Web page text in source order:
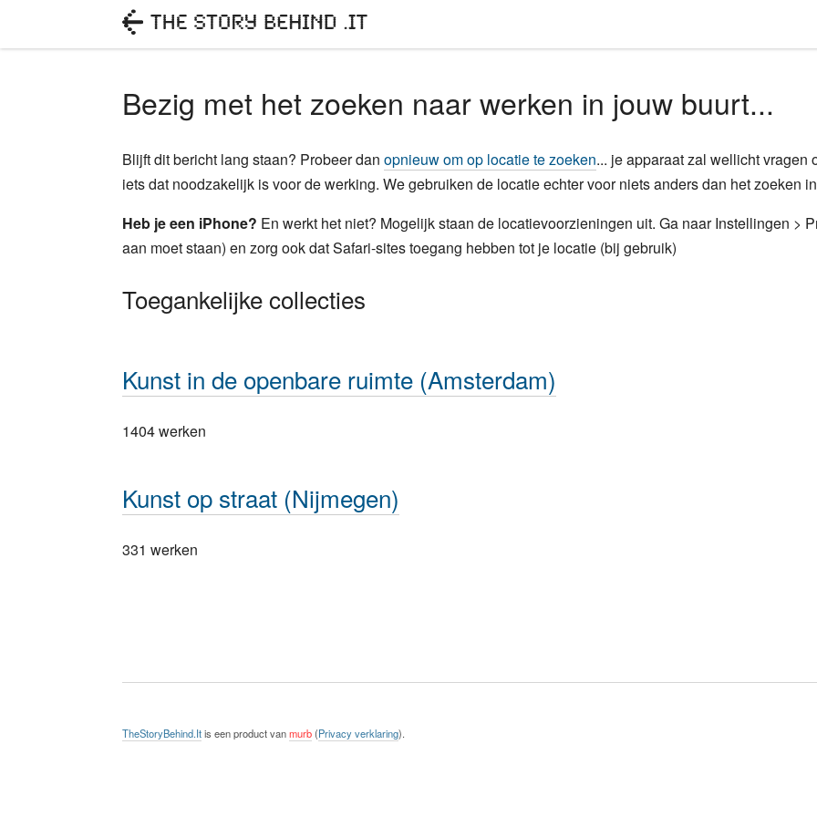
Bezig met het zoeken naar werken in jouw buurt...
Blijft dit bericht lang staan? Probeer danopnieuw om op locatie te zoeken... je apparaat zal wellicht
iets dat noodzakelijk is voor de werking. We gebruiken de locatie echter voor niets anders dan het zoeken
Heb je een iPhone? En werkt het niet? Mogelijk staan de locatievoorzieningen uit. Ga naar Instellingen >
aan moet staan) en zorg ook dat Safari-sites toegang hebben tot je locatie (bij gebruik)
Toegankelijke collecties
Kunst in de openbare ruimte (Amsterdam)
1404 werken
Kunst op straat (Nijmegen)
331 werken
TheStoryBehind.Itis een product vanmurb(Privacy verklaring).